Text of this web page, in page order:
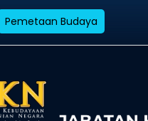
Pemetaan Budaya